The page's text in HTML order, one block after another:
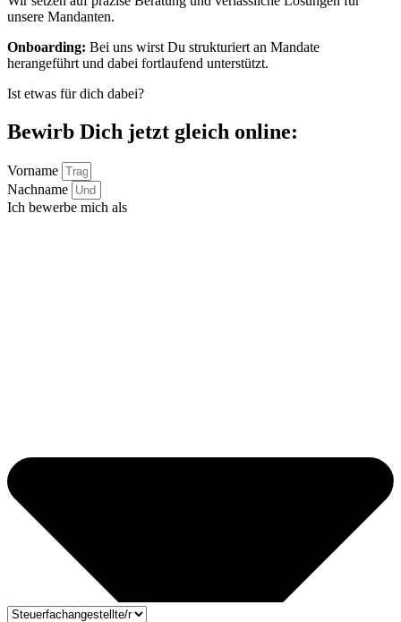
unsere Mandanten.
Onboarding: Bei uns wirst Du strukturiert an Mandate
herangeführt und dabei fortlaufend unterstützt.
Ist etwas für dich dabei?
Bewirb Dich jetzt gleich online:
Vorname
Nachname
Ich bewerbe mich als